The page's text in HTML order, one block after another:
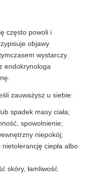
często powoli i
objawy
wystarczy
endokrynologa
zauważysz u siebie:
spadek masy ciała;
spowolnienie;
niepokój;
ciepła albo
skóry, łamliwość